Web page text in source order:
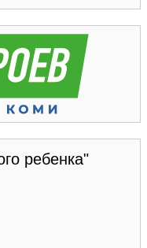
ребенка"